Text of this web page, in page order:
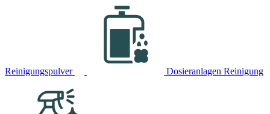
Reinigungspulver Dosieranlagen Reinigung